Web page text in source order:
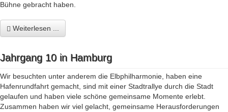
Bühne gebracht haben.
Weiterlesen ...
Jahrgang 10 in Hamburg
Wir besuchten unter anderem die Elbphilharmonie, haben eine
Hafenrundfahrt gemacht, sind mit einer Stadtrallye durch die Stadt
gelaufen und haben viele schöne gemeinsame Momente erlebt.
Zusammen haben wir viel gelacht, gemeinsame Herausforderungen